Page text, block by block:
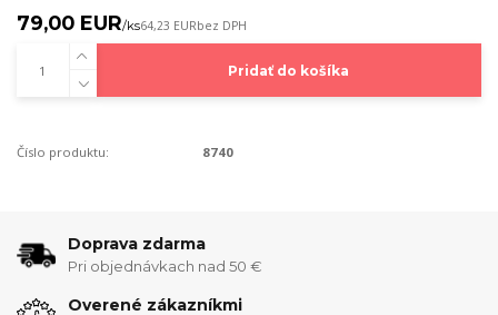
79,00 EUR/ks64,23 EURbez DPH
Pridať do košíka
Číslo produktu: 8740
Doprava zdarma
Pri objednávkach nad 50 €
Overené zákazníkmi